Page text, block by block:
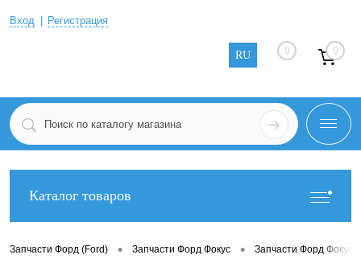
Вход Регистрация
RU 0 0
Каталог товаров
Запчасти Форд (Ford) • Запчасти Форд Фокус • Запчасти Форд Фокус 2